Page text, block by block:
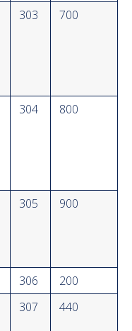
303 700
304 800
305 900
306
200
307 440